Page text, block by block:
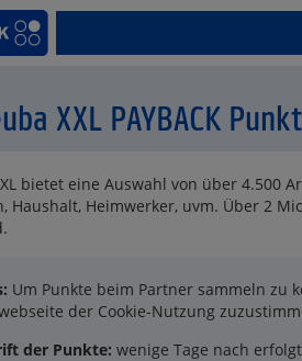
XXL PAYBACK
bietet eine Auswahl von über 4.500
Haushalt, Heimwerker, uvm. Über 2
Um Punkte beim Partner sammeln zu
der Cookie-Nutzung
der Punkte: wenige Tage nach